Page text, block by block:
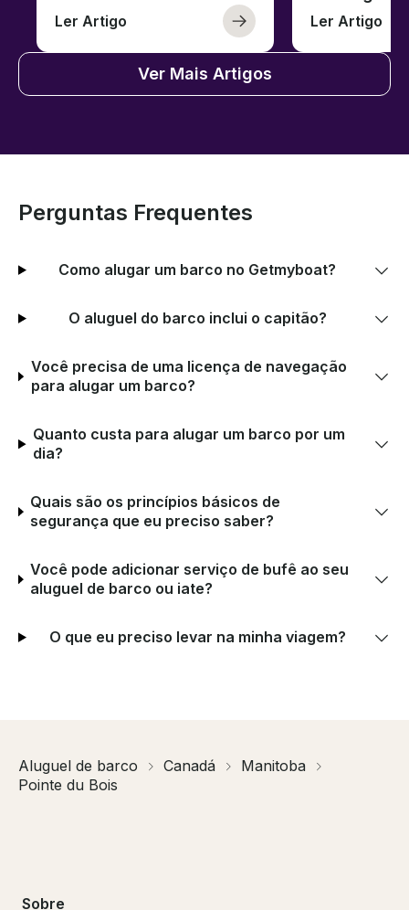
Ler Artigo Ler Artigo
Ver Mais Artigos
Perguntas Frequentes
Como alugar um barco no Getmyboat?
O aluguel do barco inclui o capitão?
Você precisa de uma licença de navegação
para alugar um barco?
Quanto custa para alugar um barco por um
dia?
Quais são os princípios básicos de
segurança que eu preciso saber?
Você pode adicionar serviço de bufê ao seu
aluguel de barco ou iate?
O que eu preciso levar na minha viagem?
Aluguel de barco Canadá
Manitoba
Pointe du Bois
Sobre